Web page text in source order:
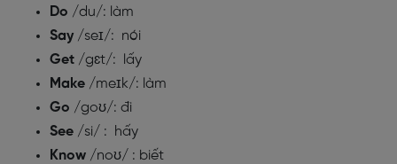
Do /du/: làm
Say /seɪ/: nói
Get /gɛt/: lấy
Make /meɪk/: làm
Go /goʊ/: đi
See /si/ : hấy
Know /noʊ/ : biết